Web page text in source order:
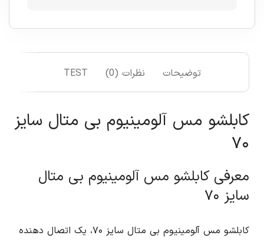
توضیحات نظرات (0) TEST
کابلشو مس آلومینیوم بی متال سایز
۷۰
معرفی کابلشو مس آلومینیوم بی متال
سایز ۷۰
کابلشو مس آلومینیوم بی متال سایز ۷۰، یک اتصال دهنده